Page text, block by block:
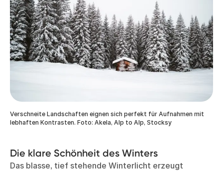
Verschneite Landschaften eignen sich perfekt für Aufnahmen mit
lebhaften Kontrasten. Foto: Akela, Alp to Alp, Stocksy
Die klare Schönheit des Winters
Das blasse, tief stehende Winterlicht erzeugt